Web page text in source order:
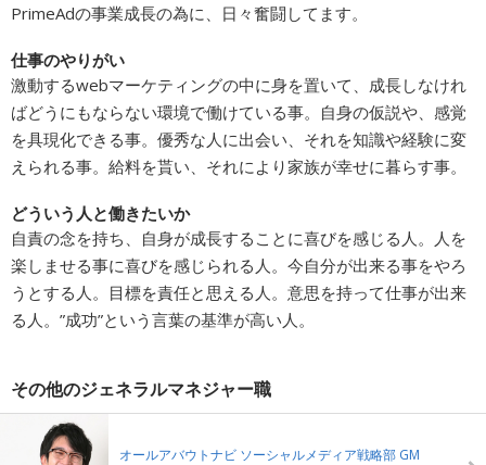
PrimeAdの事業成長の為に、日々奮闘してます。
仕事のやりがい
激動するwebマーケティングの中に身を置いて、成長しなけれ
ばどうにもならない環境で働けている事。自身の仮説や、感覚
を具現化できる事。優秀な人に出会い、それを知識や経験に変
えられる事。給料を貰い、それにより家族が幸せに暮らす事。
どういう人と働きたいか
自責の念を持ち、自身が成長することに喜びを感じる人。人を
楽しませる事に喜びを感じられる人。今自分が出来る事をやろ
うとする人。目標を責任と思える人。意思を持って仕事が出来
る人。”成功”という言葉の基準が高い人。
その他のジェネラルマネジャー職
オールアバウトナビ ソーシャルメディア戦略部 GM